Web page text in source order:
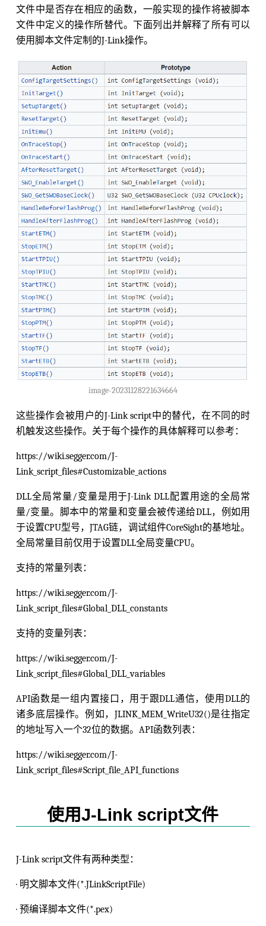
文件中是否存在相应的函数，一般实现的操作将被脚本
文件中定义的操作所替代。下面列出并解释了所有可以
使用脚本文件定制的J-Link操作。
image-20231128221634664
这些操作会被用户的J-Link script中的替代，在不同的时
机触发这些操作。关于每个操作的具体解释可以参考：
https://wiki.segger.com/J-
Link_script_files#Customizable_actions
DLL全局常量/变量是用于J-Link DLL配置用途的全局常
量/变量。脚本中的常量和变量会被传递给DLL，例如用
于设置CPU型号，JTAG链，调试组件CoreSight的基地址。
全局常量目前仅用于设置DLL全局变量CPU。
支持的常量列表：
https://wiki.segger.com/J-
Link_script_files#Global_DLL_constants
支持的变量列表：
https://wiki.segger.com/J-
Link_script_files#Global_DLL_variables
API函数是一组内置接口，用于跟DLL通信，使用DLL的
诸多底层操作。例如，JLINK_MEM_WriteU32()是往指定
的地址写入一个32位的数据。API函数列表：
https://wiki.segger.com/J-
Link_script_files#Script_file_API_functions
使用J-Link script文件
J-Link script文件有两种类型：
· 明文脚本文件(*.JLinkScriptFile)
· 预编译脚本文件(*.pex)